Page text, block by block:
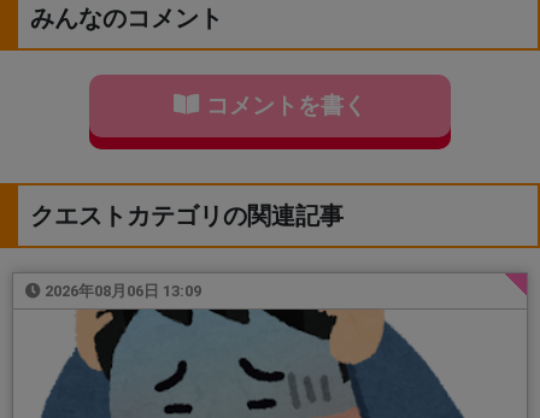
みんなのコメント
コメントを書く
クエストカテゴリの関連記事
2026年08月06日 13:09